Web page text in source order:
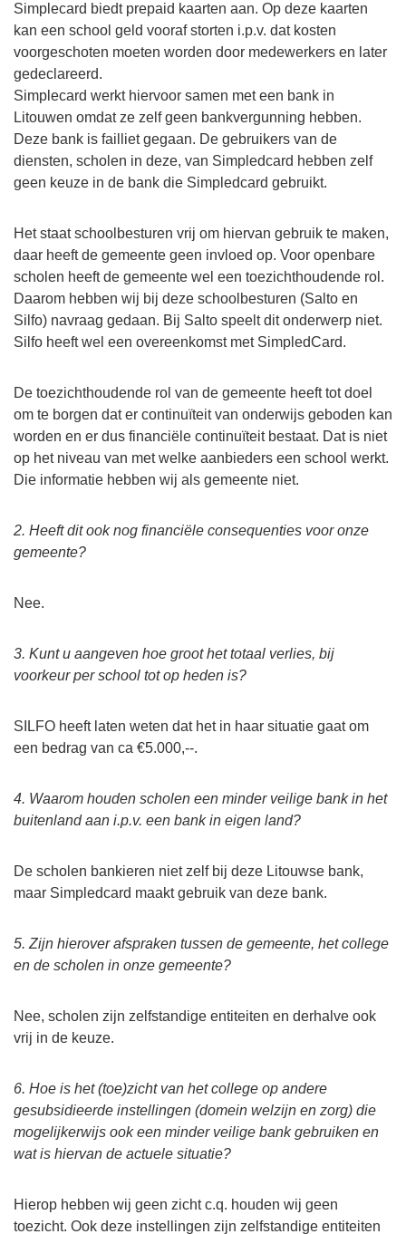
Simplecard biedt prepaid kaarten aan. Op deze kaarten
kan een school geld vooraf storten i.p.v. dat kosten
voorgeschoten moeten worden door medewerkers en later
gedeclareerd.
Simplecard werkt hiervoor samen met een bank in
Litouwen omdat ze zelf geen bankvergunning hebben.
Deze bank is failliet gegaan. De gebruikers van de
diensten, scholen in deze, van Simpledcard hebben zelf
geen keuze in de bank die Simpledcard gebruikt.
Het staat schoolbesturen vrij om hiervan gebruik te maken,
daar heeft de gemeente geen invloed op. Voor openbare
scholen heeft de gemeente wel een toezichthoudende rol.
Daarom hebben wij bij deze schoolbesturen (Salto en
Silfo) navraag gedaan. Bij Salto speelt dit onderwerp niet.
Silfo heeft wel een overeenkomst met SimpledCard.
De toezichthoudende rol van de gemeente heeft tot doel
om te borgen dat er continuïteit van onderwijs geboden kan
worden en er dus financiële continuïteit bestaat. Dat is niet
op het niveau van met welke aanbieders een school werkt.
Die informatie hebben wij als gemeente niet.
2. Heeft dit ook nog financiële consequenties voor onze
gemeente?
Nee.
3. Kunt u aangeven hoe groot het totaal verlies, bij
voorkeur per school tot op heden is?
SILFO heeft laten weten dat het in haar situatie gaat om
een bedrag van ca €5.000,--.
4. Waarom houden scholen een minder veilige bank in het
buitenland aan i.p.v. een bank in eigen land?
De scholen bankieren niet zelf bij deze Litouwse bank,
maar Simpledcard maakt gebruik van deze bank.
5. Zijn hierover afspraken tussen de gemeente, het college
en de scholen in onze gemeente?
Nee, scholen zijn zelfstandige entiteiten en derhalve ook
vrij in de keuze.
6. Hoe is het (toe)zicht van het college op andere
gesubsidieerde instellingen (domein welzijn en zorg) die
mogelijkerwijs ook een minder veilige bank gebruiken en
wat is hiervan de actuele situatie?
Hierop hebben wij geen zicht c.q. houden wij geen
toezicht. Ook deze instellingen zijn zelfstandige entiteiten